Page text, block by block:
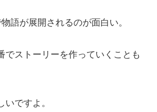
語が展開されるのが面白い。
ストーリーを作っていくことも
ですよ。